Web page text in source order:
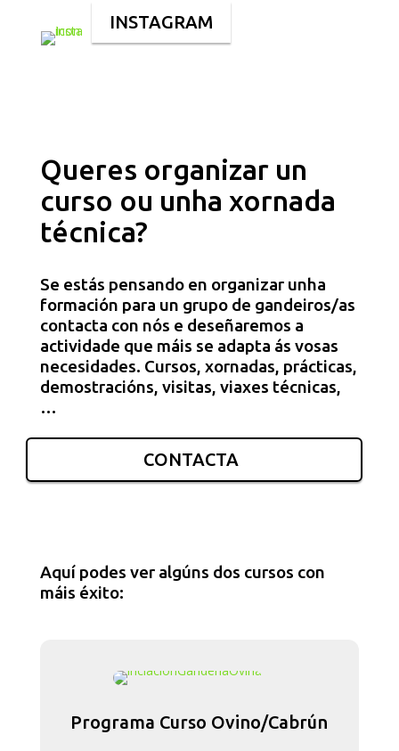
INSTAGRAM
Queres organizar un
curso ou unha xornada
técnica?
Se estás pensando en organizar unha
formación para un grupo de gandeiros/as
contacta con nós e deseñaremos a
actividade que máis se adapta ás vosas
necesidades. Cursos, xornadas, prácticas,
demostracións, visitas, viaxes técnicas,
…
CONTACTA
Aquí podes ver algúns dos cursos con
máis éxito:
Programa Curso Ovino/Cabrún